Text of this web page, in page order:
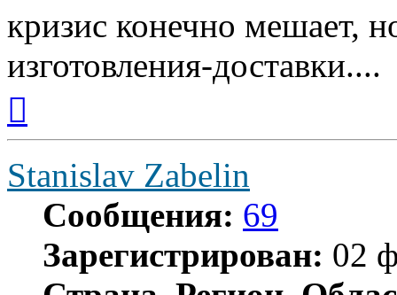
кризис конечно мешает,
изготовления-доставки....
началу
Stanislav Zabelin
Сообщения: 69
Зарегистрирован: 02